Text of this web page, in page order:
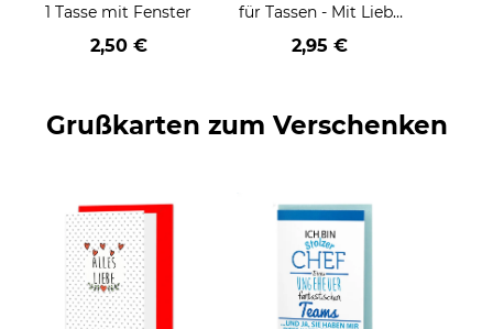
1 Tasse mit Fenster
2,50 €
für Tassen - Mit Liebe
geschenkt
2,95 €
Grußkarten zum Verschenken